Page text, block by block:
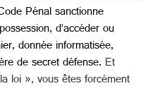
Pénal sanctionne
d’accéder ou
donnée informatisée,
de secret défense.Et
loi », vous êtes forcément